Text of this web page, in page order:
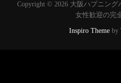
Copyright © 2026 大阪ハプニング
女性歓迎の完
Inspiro Themeby